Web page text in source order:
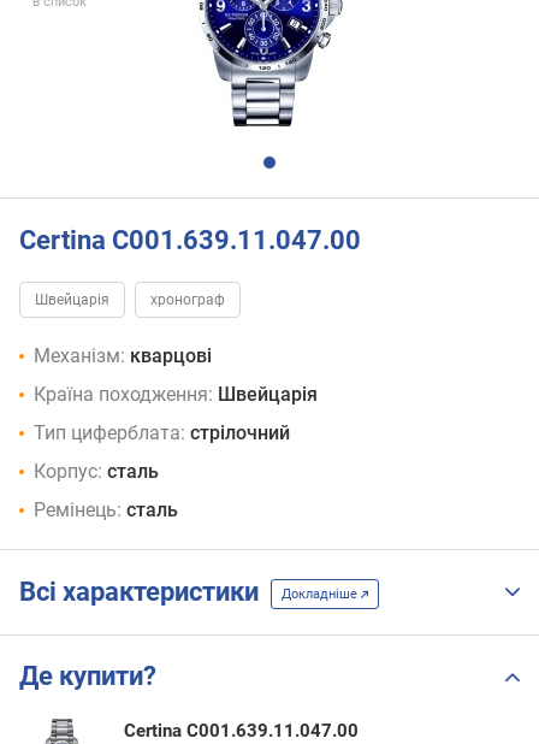
Certina C001.639.11.047.00
Швейцарія хронограф
Механізм: кварцові
Країна походження: Швейцарія
Тип циферблата: стрілочний
Корпус: сталь
Ремінець: сталь
Всі характеристики Докладніше
Де купити?
Certina C001.639.11.047.00